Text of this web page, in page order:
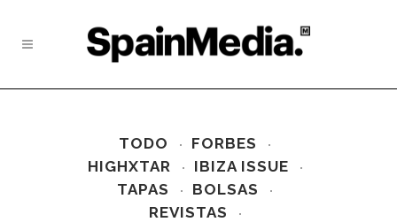
TODO
FORBES
HIGHXTAR
IBIZA ISSUE
TAPAS
BOLSAS
REVISTAS